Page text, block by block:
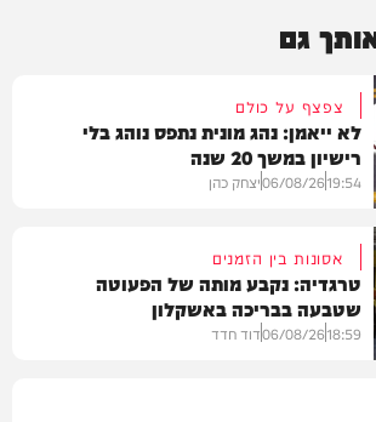
גם
צפצף על כולם
לא ייאמן: נהג מונית נתפס נוהג בלי
רישיון במשך 20 שנה
19:54
06/08/26יצחק כהן
אסונות בין הזמנים
טרגדיה: נקבע מותה של הפעוטה
שטבעה בבריכה באשקלון
18:59
06/08/26דוד חדד